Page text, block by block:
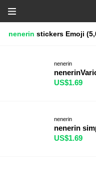
nenerin stickers Emoji
nenerin
US$1.69
nenerin
nenerin
US$1.69